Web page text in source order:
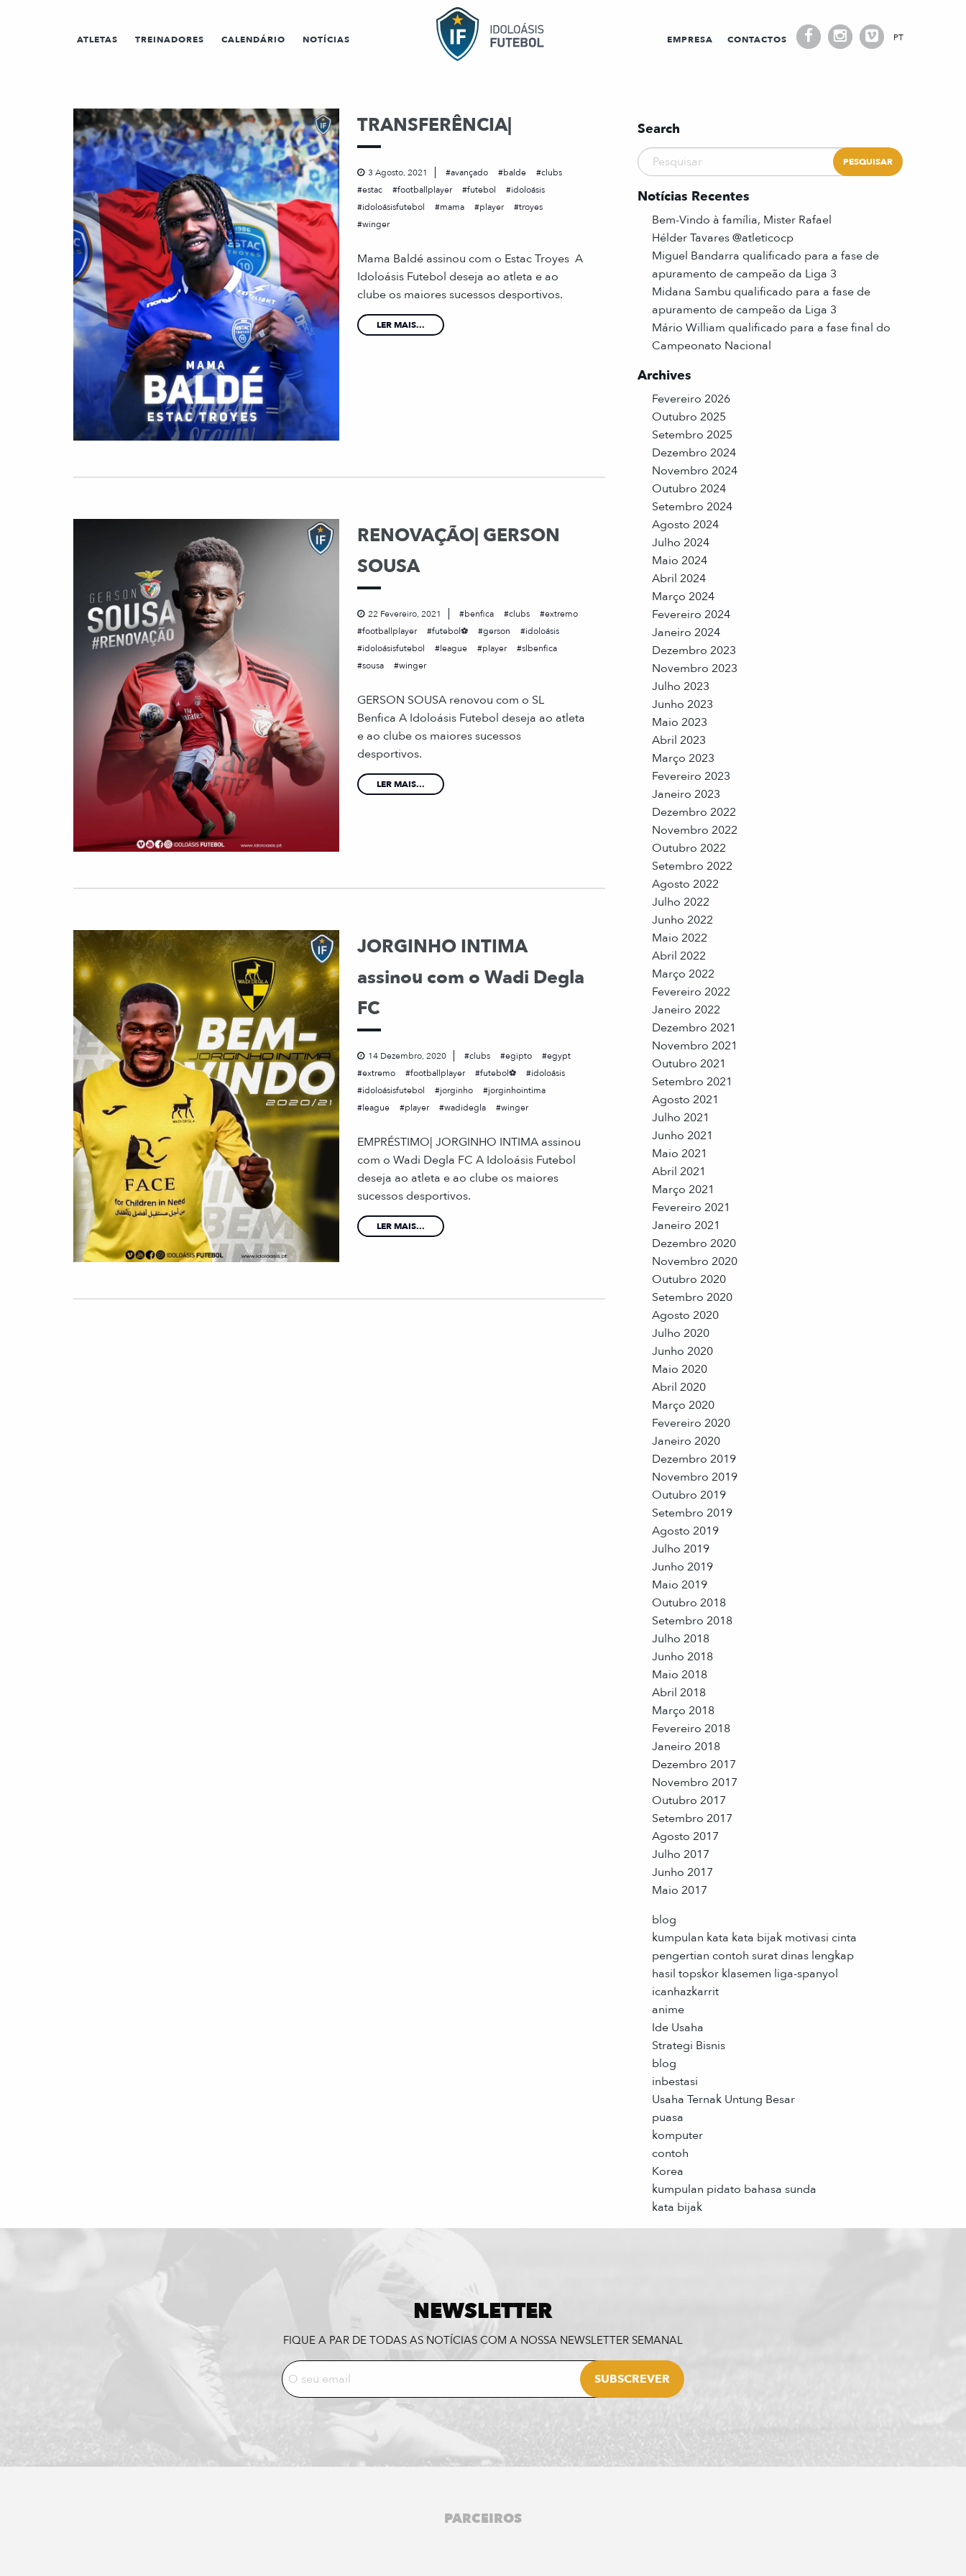
ATLETAS TREINADORES CALENDÁRIO NOTÍCIAS EMPRESA CONTACTOS PT
TRANSFERÊNCIA|
3 Agosto, 2021 avançado balde
clubs
estac
footballplayer futebol
idoloásis
idoloásisfutebol
mama player
troyes
winger
Mama Baldé assinou com o Estac Troyes A
Idoloásis Futebol deseja ao atleta e ao
clube os maiores sucessos desportivos.
LER MAIS...
RENOVAÇÃO| GERSON
SOUSA
22 Fevereiro, 2021 benfica clubs
extremo
footballplayer
futebol⚽ gerson
idoloásis
idoloásisfutebol
league player
slbenfica
sousa
winger
GERSON SOUSA renovou com o SL
Benfica A Idoloásis Futebol deseja ao atleta
e ao clube os maiores sucessos
desportivos.
LER MAIS...
JORGINHO INTIMA
assinou com o Wadi Degla
FC
14 Dezembro, 2020 clubs egipto
egypt
extremo
footballplayer futebol⚽
idoloásis
idoloásisfutebol
jorginho
jorginhointima
league
player wadidegla winger
EMPRÉSTIMO| JORGINHO INTIMA assinou
com o Wadi Degla FC A Idoloásis Futebol
deseja ao atleta e ao clube os maiores
sucessos desportivos.
LER MAIS...
Search
Notícias Recentes
Bem-Vindo à família, Mister Rafael
Hélder Tavares @atleticocp
Miguel Bandarra qualificado para a fase de
apuramento de campeão da Liga 3
Midana Sambu qualificado para a fase de
apuramento de campeão da Liga 3
Mário William qualificado para a fase final do
Campeonato Nacional
Archives
Fevereiro 2026
Outubro 2025
Setembro 2025
Dezembro 2024
Novembro 2024
Outubro 2024
Setembro 2024
Agosto 2024
Julho 2024
Maio 2024
Abril 2024
Março 2024
Fevereiro 2024
Janeiro 2024
Dezembro 2023
Novembro 2023
Julho 2023
Junho 2023
Maio 2023
Abril 2023
Março 2023
Fevereiro 2023
Janeiro 2023
Dezembro 2022
Novembro 2022
Outubro 2022
Setembro 2022
Agosto 2022
Julho 2022
Junho 2022
Maio 2022
Abril 2022
Março 2022
Fevereiro 2022
Janeiro 2022
Dezembro 2021
Novembro 2021
Outubro 2021
Setembro 2021
Agosto 2021
Julho 2021
Junho 2021
Maio 2021
Abril 2021
Março 2021
Fevereiro 2021
Janeiro 2021
Dezembro 2020
Novembro 2020
Outubro 2020
Setembro 2020
Agosto 2020
Julho 2020
Junho 2020
Maio 2020
Abril 2020
Março 2020
Fevereiro 2020
Janeiro 2020
Dezembro 2019
Novembro 2019
Outubro 2019
Setembro 2019
Agosto 2019
Julho 2019
Junho 2019
Maio 2019
Outubro 2018
Setembro 2018
Julho 2018
Junho 2018
Maio 2018
Abril 2018
Março 2018
Fevereiro 2018
Janeiro 2018
Dezembro 2017
Novembro 2017
Outubro 2017
Setembro 2017
Agosto 2017
Julho 2017
Junho 2017
Maio 2017
blog
kumpulan kata kata bijak motivasi cinta
pengertian contoh surat dinas lengkap
hasil topskor klasemen liga-spanyol
icanhazkarrit
anime
Ide Usaha
Strategi Bisnis
blog
inbestasi
Usaha Ternak Untung Besar
puasa
komputer
contoh
Korea
kumpulan pidato bahasa sunda
kata bijak
NEWSLETTER
FIQUE A PAR DE TODAS AS NOTÍCIAS COM A NOSSA NEWSLETTER SEMANAL
PARCEIROS